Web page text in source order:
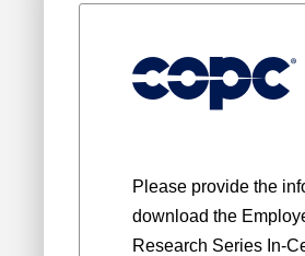
Please provide the
download the
Research Series In-